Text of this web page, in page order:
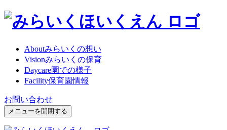
Aboutみらいくの想い
Visionみらいくの保育
Daycare園での様子
Facility保育園情報
お問い合わせ
メニューを開閉する